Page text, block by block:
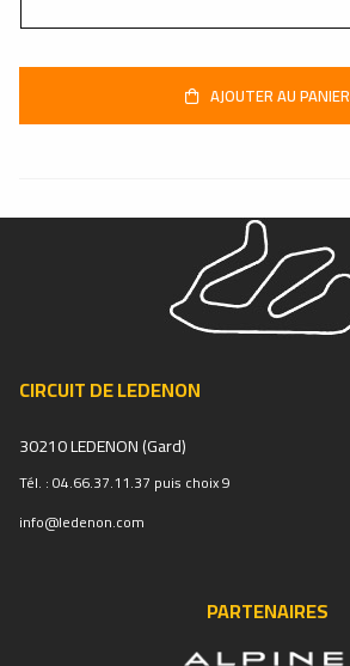
AJOUTER AU PANIER
CIRCUIT DE LEDENON
30210 LEDENON (Gard)
Tél. : 04.66.37.11.37 puis choix 9
info@ledenon.com
PARTENAIRES